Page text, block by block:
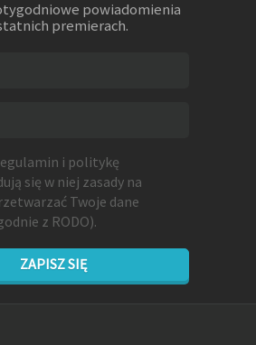
powiadomienia
premierach.
i politykę
się w niej zasady na
Twoje dane
z RODO).
ZAPISZ SIĘ